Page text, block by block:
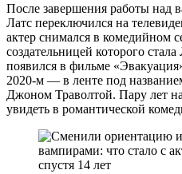
После завершения работы над
Латс переключился на
актер снимался в комедийном
создательницей которого
появился в фильме
2020-м — в ленте под
Джоном Траволтой. Пару лет
увидеть в романтической